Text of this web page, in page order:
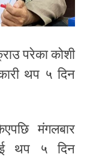
परेका कोशी
थप ५ दिन
मंगलबार
थप ५ दिन